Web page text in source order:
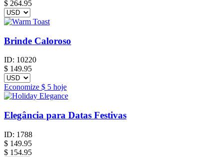
$ 264.95
Brinde Caloroso
ID: 10220
$ 149.95
Economize $ 5 hoje
Elegância para Datas Festivas
ID: 1788
$ 149.95
$ 154.95